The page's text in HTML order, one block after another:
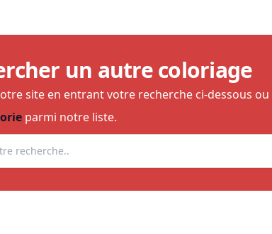
un autre coloriage
site en entrant votre recherche ci-dessous ou
parmi notre liste.